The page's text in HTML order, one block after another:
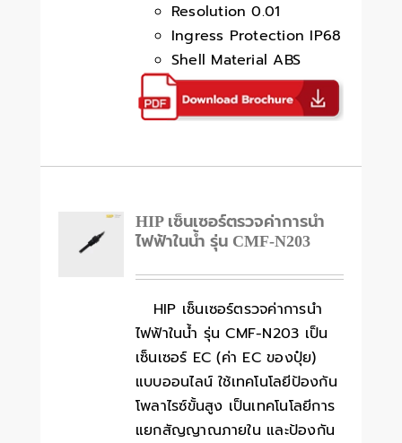
Resolution 0.01
Ingress Protection IP68
Shell Material ABS
HIP เซ็นเซอร์ตรวจค่าการนำ
ไฟฟ้าในน้ำ รุ่น CMF-N203
HIP เซ็นเซอร์ตรวจค่าการนำ
ไฟฟ้าในน้ำ รุ่น CMF-N203 เป็น
เซ็นเซอร์ EC (ค่า EC ของปุ๋ย)
แบบออนไลน์ ใช้เทคโนโลยีป้องกัน
โพลาไรซ์ขั้นสูง เป็นเทคโนโลยีการ
แยกสัญญาณภายใน และป้องกัน